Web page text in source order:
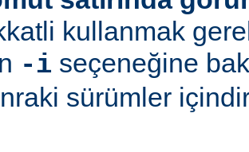
kullanmak
-i seçeneğine
sürümler